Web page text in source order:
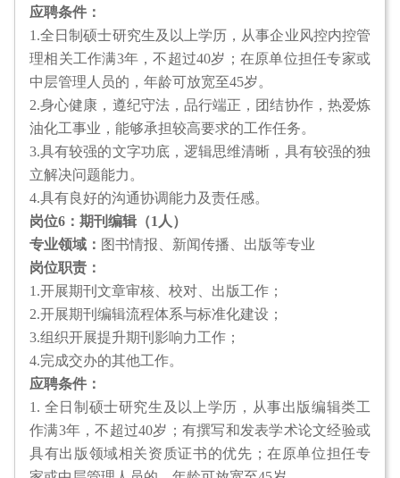
应聘条件：
1.全日制硕士研究生及以上学历，从事企业风控内控管
理相关工作满3年，不超过40岁；在原单位担任专家或
中层管理人员的，年龄可放宽至45岁。
2.身心健康，遵纪守法，品行端正，团结协作，热爱炼
油化工事业，能够承担较高要求的工作任务。
3.具有较强的文字功底，逻辑思维清晰，具有较强的独
立解决问题能力。
4.具有良好的沟通协调能力及责任感。
岗位6：期刊编辑（1人）
专业领域： 图书情报、新闻传播、出版等专业
岗位职责：
1.开展期刊文章审核、校对、出版工作；
2.开展期刊编辑流程体系与标准化建设；
3.组织开展提升期刊影响力工作；
4.完成交办的其他工作。
应聘条件：
1. 全日制硕士研究生及以上学历，从事出版编辑类工
作满3年，不超过40岁；有撰写和发表学术论文经验或
具有出版领域相关资质证书的优先；在原单位担任专